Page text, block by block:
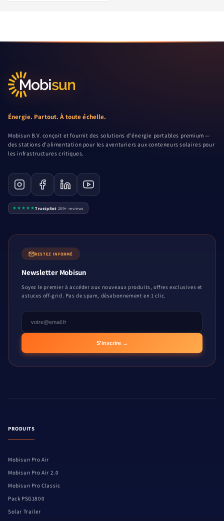
Énergie. Partout. À toute échelle.
Mobisun B.V. conçoit et fournit des solutions d'énergie portables premium —
des stations d'alimentation pour les aventuriers aux conteneurs solaires pour
les infrastructures critiques.
★★★★★Trustpilot·209+ reviews
RESTEZ INFORMÉ
Newsletter Mobisun
Soyez le premier à accéder aux nouveaux produits, offres exclusives et
astuces off-grid. Pas de spam, désabonnement en 1 clic.
S'inscrire →
PRODUITS
Mobisun Pro Air
Mobisun Pro Air 2.0
Mobisun Pro Classic
Pack PSG1800
Solar Trailer